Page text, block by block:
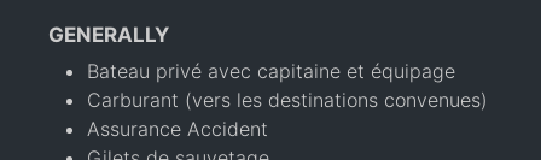
GENERALLY
Bateau privé avec capitaine et équipage
Carburant (vers les destinations convenues)
Assurance Accident